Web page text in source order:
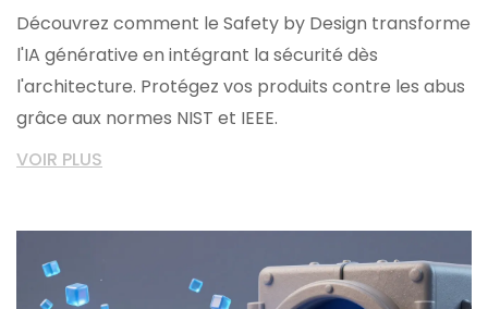
Découvrez comment le Safety by Design transforme
l'IA générative en intégrant la sécurité dès
l'architecture. Protégez vos produits contre les abus
grâce aux normes NIST et IEEE.
VOIR PLUS